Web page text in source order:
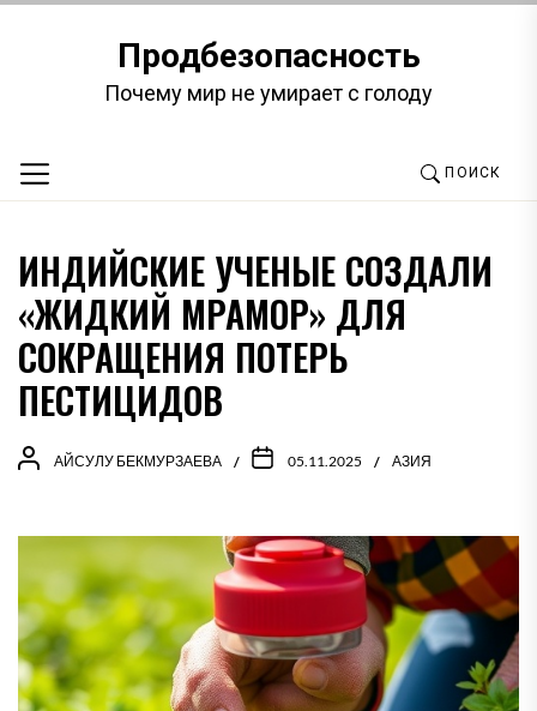
содержимомуПродбезопасность
Почему мир не умирает с голоду
ПОИСК
ИНДИЙСКИЕ УЧЕНЫЕ СОЗДАЛИ
«ЖИДКИЙ МРАМОР» ДЛЯ
СОКРАЩЕНИЯ ПОТЕРЬ
ПЕСТИЦИДОВ
АЙСУЛУ БЕКМУРЗАЕВА 05.11.2025 АЗИЯ